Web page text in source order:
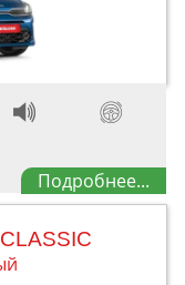
Подробнее...